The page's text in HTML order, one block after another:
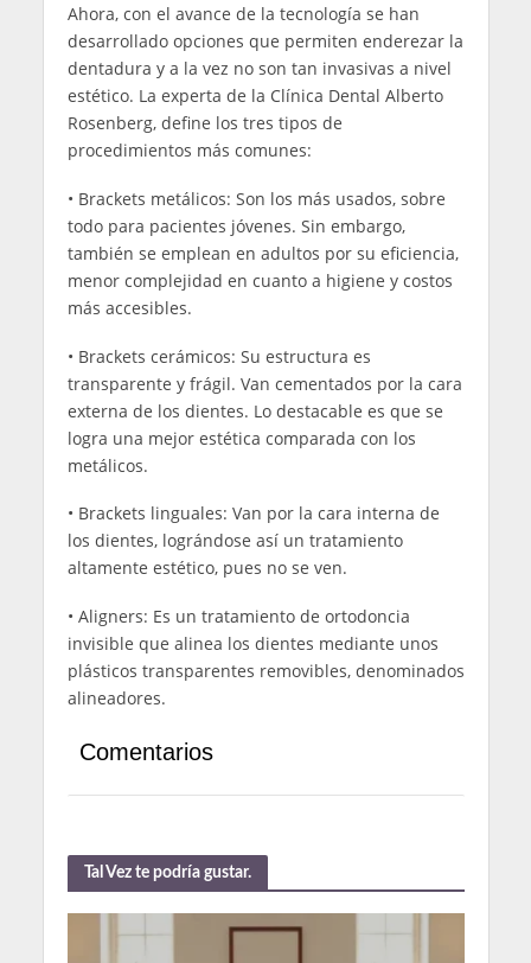
Ahora, con el avance de la tecnología se han
desarrollado opciones que permiten enderezar la
dentadura y a la vez no son tan invasivas a nivel
estético. La experta de la Clínica Dental Alberto
Rosenberg, define los tres tipos de
procedimientos más comunes:
• Brackets metálicos: Son los más usados, sobre
todo para pacientes jóvenes. Sin embargo,
también se emplean en adultos por su eficiencia,
menor complejidad en cuanto a higiene y costos
más accesibles.
• Brackets cerámicos: Su estructura es
transparente y frágil. Van cementados por la cara
externa de los dientes. Lo destacable es que se
logra una mejor estética comparada con los
metálicos.
• Brackets linguales: Van por la cara interna de
los dientes, lográndose así un tratamiento
altamente estético, pues no se ven.
• Aligners: Es un tratamiento de ortodoncia
invisible que alinea los dientes mediante unos
plásticos transparentes removibles, denominados
alineadores.
Comentarios
Tal Vez te podría gustar.